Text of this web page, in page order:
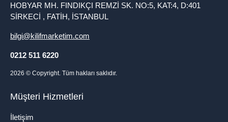
HOBYAR MH. FINDIKÇI REMZİ SK. NO:5, KAT:4, D:401
SİRKECİ , FATİH, İSTANBUL
bilgi@kilifmarketim.com
0212 511 6220
2026 © Copyright. Tüm hakları saklıdır.
Müşteri Hizmetleri
İletişim